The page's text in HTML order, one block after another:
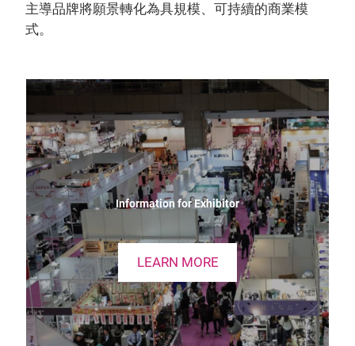
主導品牌將願景轉化為具規模、可持續的商業模
式。
Information for Exhibitor
LEARN MORE